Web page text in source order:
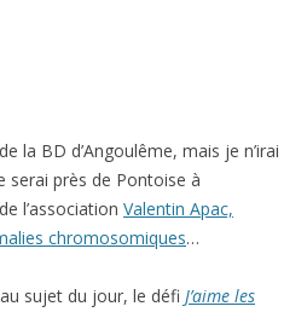
la BD d’Angoulême, mais je n’irai
serai près de Pontoise à
l’association Valentin Apac,
chromosomiques…
sujet du jour, le défi J’aime les